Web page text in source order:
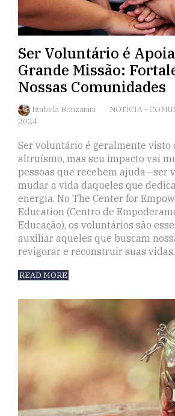
Ser Voluntário é
Grande Missão:
Nossas Comunidades
Izabela Bonzanini NOTÍCIA -
2024
Ser voluntário é geralmente visto
altruísmo, mas seu impacto vai
pessoas que recebem ajuda—ser
mudar a vida daqueles que
energia. No The Center for
Education (Centro de
Educação), os voluntários são
auxiliar aqueles que buscam
revigorar e reconstruir suas vidas.
READ MORE